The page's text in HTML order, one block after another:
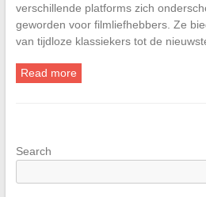
verschillende platforms zich
geworden voor filmliefhebbers. Ze
van tijdloze klassiekers tot de
Read more
Search